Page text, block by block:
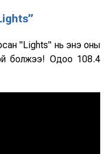
"Lights" нь энэ оны
болжээ! Одоо 108.4